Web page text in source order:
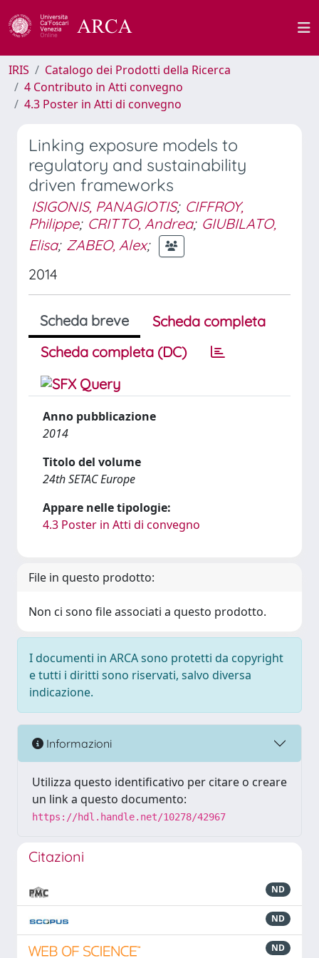
IRIS
Catalogo dei Prodotti della Ricerca
4 Contributo in Atti convegno
4.3 Poster in Atti di convegno
Linking exposure models to
regulatory and sustainability
driven frameworks
ISIGONIS, PANAGIOTIS; CIFFROY,
Philippe; CRITTO, Andrea; GIUBILATO,
Elisa; ZABEO, Alex;
2014
Scheda breve
Scheda completa
Scheda completa (DC)
Anno pubblicazione
2014
Titolo del volume
24th SETAC Europe
Appare nelle tipologie:
4.3 Poster in Atti di convegno
File in questo prodotto:
Non ci sono file associati a questo prodotto.
I documenti in ARCA sono protetti da copyright
e tutti i diritti sono riservati, salvo diversa
indicazione.
Informazioni
Utilizza questo identificativo per citare o creare
un link a questo documento:
https://hdl.handle.net/10278/42967
Citazioni
ND
ND
ND